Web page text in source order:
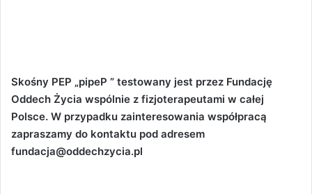
Skośny PEP „pipeP ” testowany jest przez Fundację
Oddech Życia wspólnie z fizjoterapeutami w całej
Polsce. W przypadku zainteresowania współpracą
zapraszamy do kontaktu pod adresem
fundacja@oddechzycia.pl